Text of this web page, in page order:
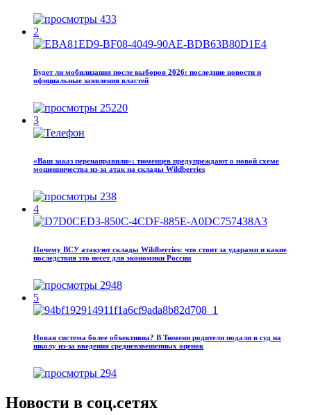
433
2
Будет ли мобилизация после выборов 2026: последние новости и
официальные заявления властей
25220
3
«Ваш заказ перенаправили»: тюменцев предупреждают о новой схеме
мошенничества из-за атак на склады Wildberries
238
4
Почему ВСУ атакуют склады Wildberries: что стоит за ударами и какие
последствия это несет для экономики России
2948
5
Новая система более объективна? В Тюмени родители подали в суд на
школу из‑за введения средневзвешенных оценок
294
Новости в соц.сетях